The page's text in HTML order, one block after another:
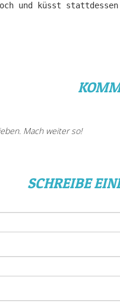
und küsst
Mach weiter so!
SCHREIBE